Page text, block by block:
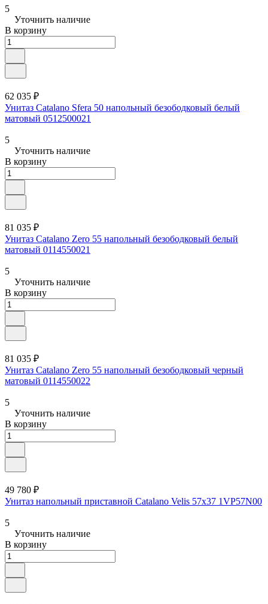
5
Уточнить наличие
В корзину
62 035 ₽
Унитаз Catalano Sfera 50 напольный безободковый белый
матовый 0512500021
5
Уточнить наличие
В корзину
81 035 ₽
Унитаз Catalano Zero 55 напольный безободковый белый
матовый 0114550021
5
Уточнить наличие
В корзину
81 035 ₽
Унитаз Catalano Zero 55 напольный безободковый черный
матовый 0114550022
5
Уточнить наличие
В корзину
49 780 ₽
Унитаз напольный приставной Catalano Velis 57x37 1VP57N00
5
Уточнить наличие
В корзину